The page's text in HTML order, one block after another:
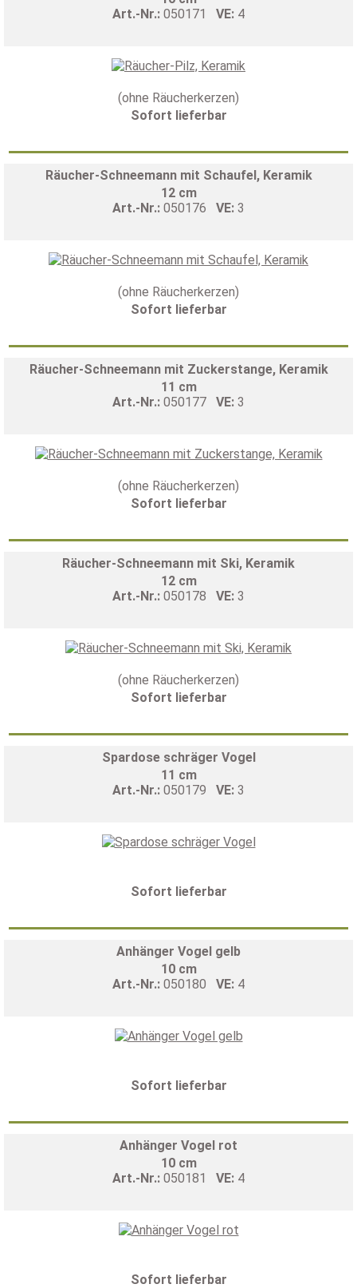
Art.-Nr.: 050171 VE: 4
(ohne Räucherkerzen)
Sofort lieferbar
Räucher-Schneemann mit Schaufel, Keramik
12 cm
Art.-Nr.: 050176 VE: 3
(ohne Räucherkerzen)
Sofort lieferbar
Räucher-Schneemann mit Zuckerstange, Keramik
11 cm
Art.-Nr.: 050177 VE: 3
(ohne Räucherkerzen)
Sofort lieferbar
Räucher-Schneemann mit Ski, Keramik
12 cm
Art.-Nr.: 050178 VE: 3
(ohne Räucherkerzen)
Sofort lieferbar
Spardose schräger Vogel
11 cm
Art.-Nr.: 050179 VE: 3
Sofort lieferbar
Anhänger Vogel gelb
10 cm
Art.-Nr.: 050180 VE: 4
Sofort lieferbar
Anhänger Vogel rot
10 cm
Art.-Nr.: 050181 VE: 4
Sofort lieferbar